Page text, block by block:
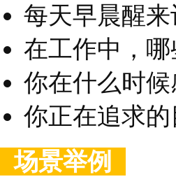
提问和倾听：
他们。这表
表达信任和
言表明您对